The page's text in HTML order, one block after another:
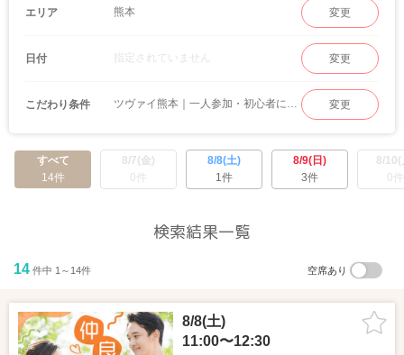
エリア 熊本 変更
日付 指定されていません 変更
こだわり条件 ツヴァイ熊本｜一人参加・初心者におすすめ 変更
すべて
14件
8/7(金)
0件
8/8(土)
1件
8/9(日)
3件
8/10(
0件
検索結果一覧
14 件中 1～14件 空席あり
8/8(土)
11:00〜12:30